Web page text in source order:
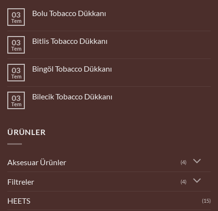
03
Tem
Bolu Tobacco Dükkanı
Tobacco
03
Tem
Bitlis Tobacco Dükkanı
Tobacco
03
Tem
Bingöl Tobacco Dükkanı
Tobacco
03
Tem
Bilecik Tobacco Dükkanı
Dükkanı
ÜRÜNLER
Aksesuar Ürünler (4)
Filtreler (4)
HEETS (15)